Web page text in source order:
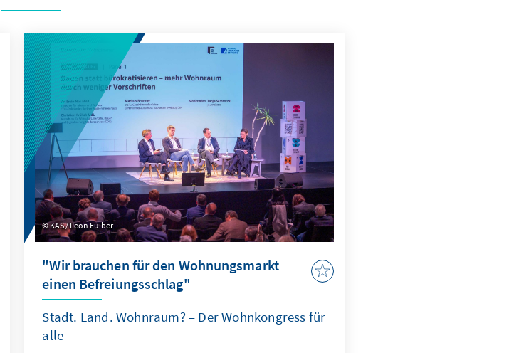
KAS / Leon Fülber
"Wir brauchen für den Wohnungsmarkt
einen Befreiungsschlag"
Stadt. Land. Wohnraum? – Der Wohnkongress für
alle